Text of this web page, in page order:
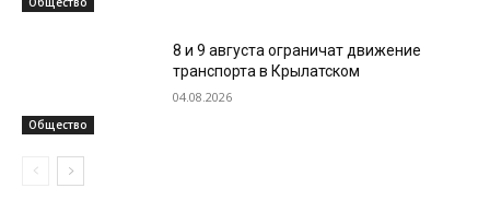
Общество
8 и 9 августа ограничат движение
транспорта в Крылатском
04.08.2026